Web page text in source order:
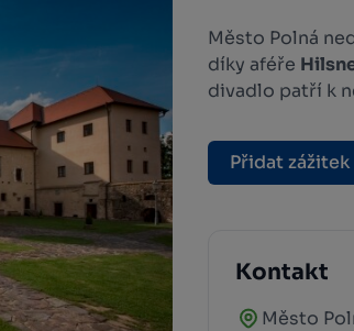
Město Polná
díky aféře
divadlo patří k
Přidat zážitek
Kontakt
Město